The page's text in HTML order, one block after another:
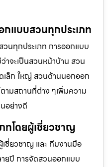
แบบสวนทุกประเภท
นทุกประเภท การออกแบบ
จะเป็นสวนหน้าบ้าน สวน
เล็ก ใหญ่ สวนด้านนอกออก
ามสถานที่ต่าง ๆเพิ่มความ
อย่างดี
ทโดยผู้เชี่ยวชาญ
ชี่ยวชาญ และ ทีมงานมือ
ยปี การจัดสวนออกแบบ